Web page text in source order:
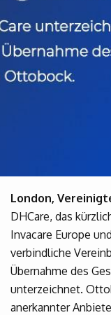
London,
DHCare, das
Invacare Europe
verbindliche
Übernahme des
unterzeichnet.
anerkannter